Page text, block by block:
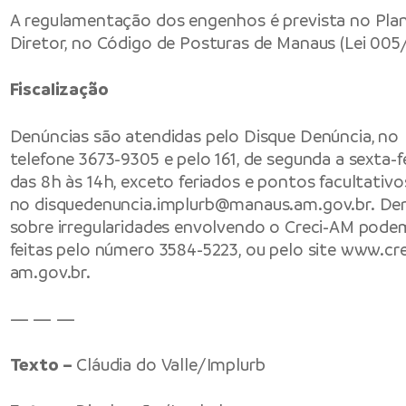
A regulamentação dos engenhos é prevista no
Diretor, no Código de Posturas de Manaus (Lei
Fiscalização
Denúncias são atendidas pelo Disque Denúncia, no
telefone 3673-9305 e pelo 161, de segunda a sexta-
das 8h às 14h, exceto feriados e pontos
no disquedenuncia.implurb@manaus.am.gov.br.
sobre irregularidades envolvendo o Creci-AM
feitas pelo número 3584-5223, ou pelo site
am.gov.br.
— — —
Texto – Cláudia do Valle/Implurb